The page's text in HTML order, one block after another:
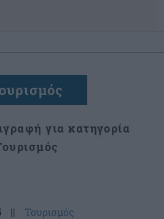
για κατηγορία
|| Τουρισμός